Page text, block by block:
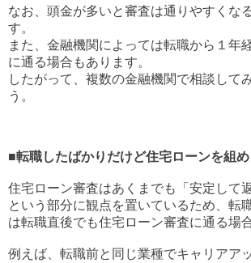
なお、頭金が多いと審査は通りやすくな
す。
また、金融機関によっては転職から１年
に通る場合もあります。
したがって、複数の金融機関で相談して
う。
■転職したばかりだけど住宅ローンを組
住宅ローン審査はあくまでも「安定して
という部分に観点を置いているため、転
は転職直後でも住宅ローン審査に通る場
例えば、転職前と同じ業種でキャリアア